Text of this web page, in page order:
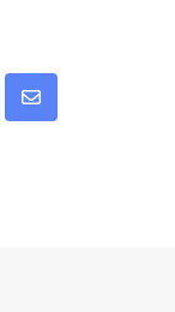
Share